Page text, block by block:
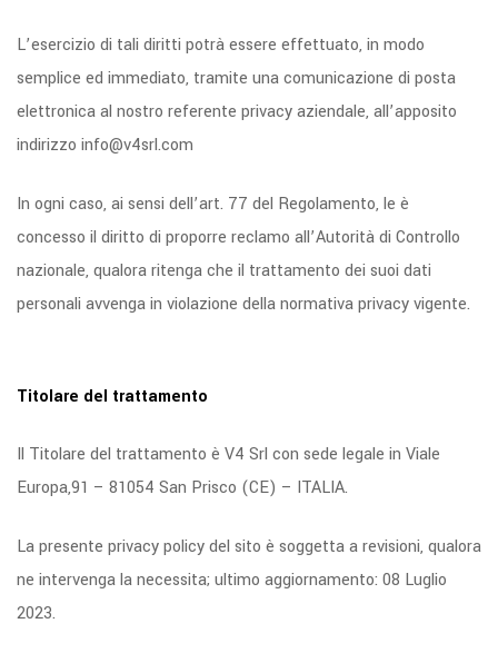
L’esercizio di tali diritti potrà essere effettuato, in modo
semplice ed immediato, tramite una comunicazione di posta
elettronica al nostro referente privacy aziendale, all’apposito
indirizzo info@v4srl.com
In ogni caso, ai sensi dell’art. 77 del Regolamento, le è
concesso il diritto di proporre reclamo all’Autorità di Controllo
nazionale, qualora ritenga che il trattamento dei suoi dati
personali avvenga in violazione della normativa privacy vigente.
Titolare del trattamento
Il Titolare del trattamento è V4 Srl con sede legale in Viale
Europa,91 – 81054 San Prisco (CE) – ITALIA.
La presente privacy policy del sito è soggetta a revisioni, qualora
ne intervenga la necessita; ultimo aggiornamento: 08 Luglio
2023.